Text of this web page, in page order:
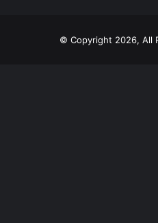
© Copyright 2026, All